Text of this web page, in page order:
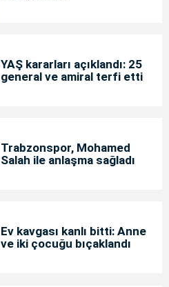
YAŞ kararları açıklandı: 25
general ve amiral terfi etti
Trabzonspor, Mohamed
Salah ile anlaşma sağladı
Ev kavgası kanlı bitti: Anne
ve iki çocuğu bıçaklandı